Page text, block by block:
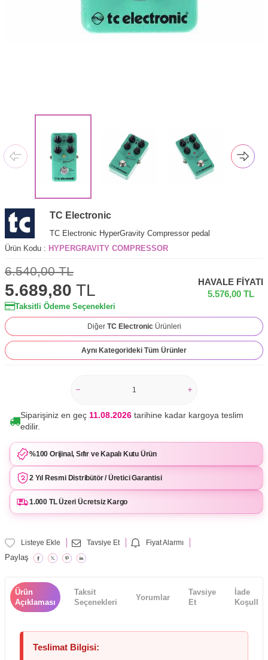
TC Electronic
TC Electronic HyperGravity Compressor pedal
Ürün Kodu : HYPERGRAVITY COMPRESSOR
6.540,00TL
5.689,80 TL
Taksitli Ödeme Seçenekleri
HAVALE FIYATI
5.576,00TL
Diğer TC Electronic Ürünleri
Aynı Kategorideki Tüm Ürünler
Siparişiniz en geç 11.08.2026 tarihine kadar kargoya teslim
edilir.
%100 Orijinal, Sıfır ve Kapalı Kutu Ürün
2 Yıl Resmi Distribütör / Üretici Garantisi
1.000 TL Üzeri Ücretsiz Kargo
Listeye Ekle Tavsiye Et Fiyat Alarmı
Paylaş
Ürün
Açıklaması
Taksit
Seçenekleri
Yorumlar
Tavsiye
Et
İade
Koşulları
Teslimat Bilgisi: